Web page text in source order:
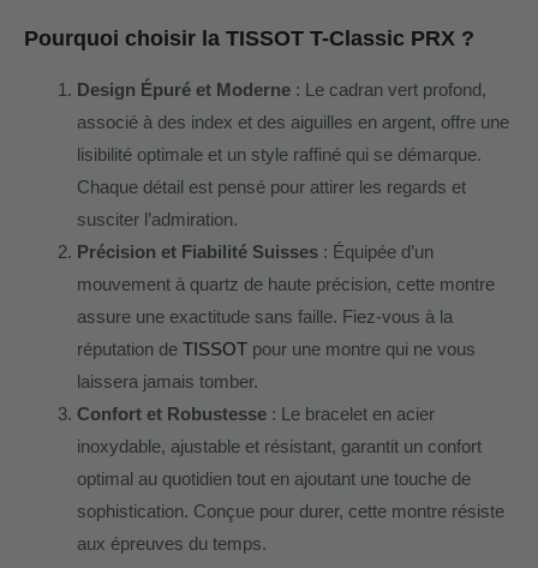
Pourquoi choisir la TISSOT T-Classic PRX ?
Design Épuré et Moderne: Le cadran vert profond,
associé à des index et des aiguilles en argent, offre une
lisibilité optimale et un style raffiné qui se démarque.
Chaque détail est pensé pour attirer les regards et
susciter l’admiration.
Précision et Fiabilité Suisses: Équipée d’un
mouvement à quartz de haute précision, cette montre
assure une exactitude sans faille. Fiez-vous à la
réputation de TISSOTpour une montre qui ne vous
laissera jamais tomber.
Confort et Robustesse: Le bracelet en acier
inoxydable, ajustable et résistant, garantit un confort
optimal au quotidien tout en ajoutant une touche de
sophistication. Conçue pour durer, cette montre résiste
aux épreuves du temps.